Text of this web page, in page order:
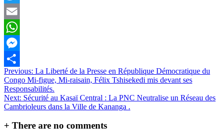
Twitter
Email
WhatsApp
Messenger
Partager
Navigation
de
l’article
Previous: La Liberté de la Presse en République Démocratique du
Congo Mi-figue, Mi-raisain, Félix Tshisekedi mis devant ses
Responsabilités.
Next: Sécurité au Kasaï Central : La PNC Neutralise un Réseau des
Cambrioleurs dans la Ville de Kananga .
+ There are no comments